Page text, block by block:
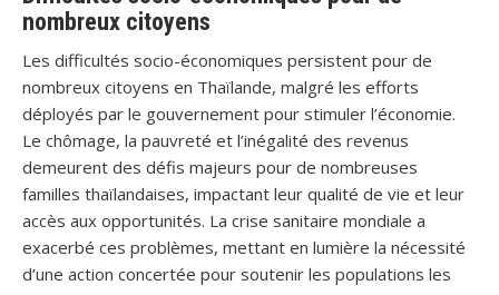
nombreux citoyens
Les difficultés socio-économiques persistent pour de
nombreux citoyens en Thaïlande, malgré les efforts
déployés par le gouvernement pour stimuler l’économie.
Le chômage, la pauvreté et l’inégalité des revenus
demeurent des défis majeurs pour de nombreuses
familles thaïlandaises, impactant leur qualité de vie et leur
accès aux opportunités. La crise sanitaire mondiale a
exacerbé ces problèmes, mettant en lumière la nécessité
d’une action concertée pour soutenir les populations les